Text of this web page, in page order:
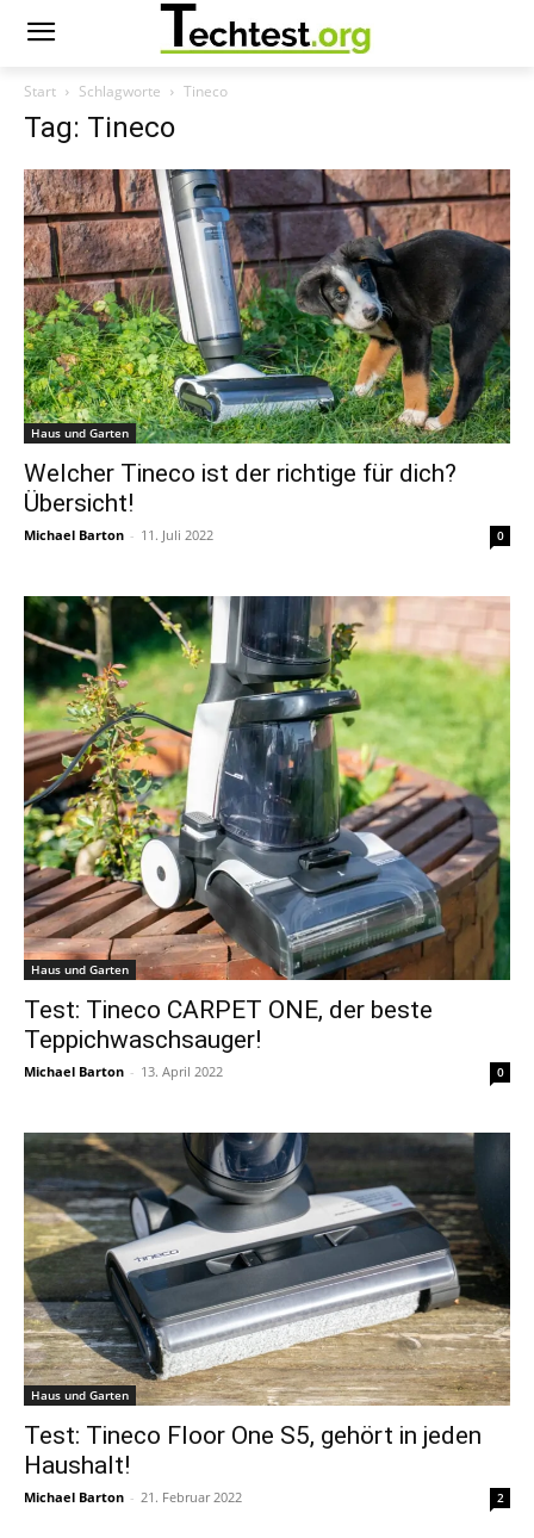
Start Schlagworte Tineco
Tag: Tineco
Haus und Garten
Welcher Tineco ist der richtige für dich?
Übersicht!
Michael Barton - 11. Juli 2022 0
Haus und Garten
Test: Tineco CARPET ONE, der beste
Teppichwaschsauger!
Michael Barton - 13. April 2022 0
Haus und Garten
Test: Tineco Floor One S5, gehört in jeden
Haushalt!
Michael Barton - 21. Februar 2022 2